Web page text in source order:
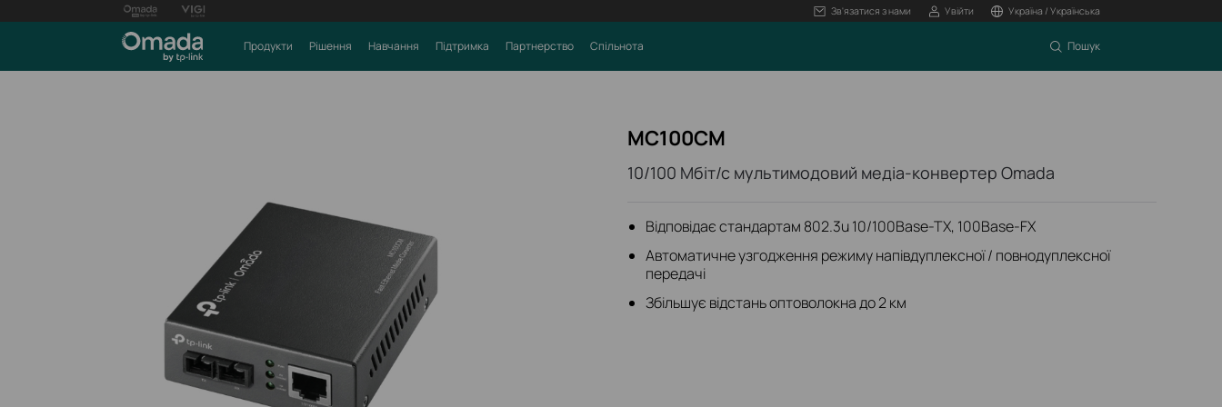
Зв'язатися з нами Увійти Україна / Українська
Продукти Рішення Навчання Підтримка Партнерство Спільнота Пошук
MC100CM
10/100 Мбіт/с мультимодовий медіа-конвертер Omada
Відповідає стандартам 802.3u 10/100Base-TX, 100Base-FX
Автоматичне узгодження режиму напівдуплексної / повнодуплексної
передачі
Збільшує відстань оптоволокна до 2 км